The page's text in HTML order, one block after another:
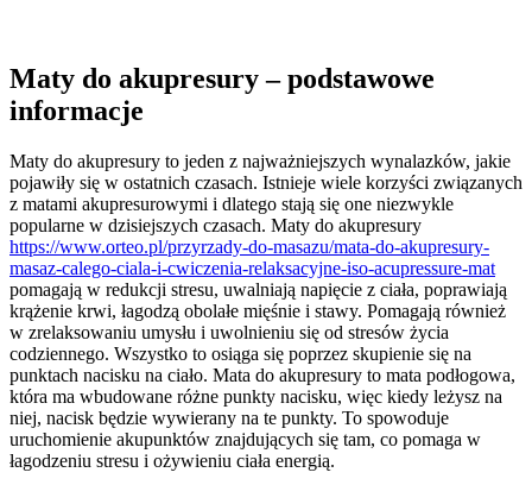
Maty do akupresury – podstawowe
informacje
Maty do akupresury to jeden z najważniejszych wynalazków, jakie
pojawiły się w ostatnich czasach. Istnieje wiele korzyści związanych
z matami akupresurowymi i dlatego stają się one niezwykle
popularne w dzisiejszych czasach. Maty do akupresury
https://www.orteo.pl/przyrzady-do-masazu/mata-do-akupresury-
masaz-calego-ciala-i-cwiczenia-relaksacyjne-iso-acupressure-mat
pomagają w redukcji stresu, uwalniają napięcie z ciała, poprawiają
krążenie krwi, łagodzą obolałe mięśnie i stawy. Pomagają również
w zrelaksowaniu umysłu i uwolnieniu się od stresów życia
codziennego. Wszystko to osiąga się poprzez skupienie się na
punktach nacisku na ciało. Mata do akupresury to mata podłogowa,
która ma wbudowane różne punkty nacisku, więc kiedy leżysz na
niej, nacisk będzie wywierany na te punkty. To spowoduje
uruchomienie akupunktów znajdujących się tam, co pomaga w
łagodzeniu stresu i ożywieniu ciała energią.